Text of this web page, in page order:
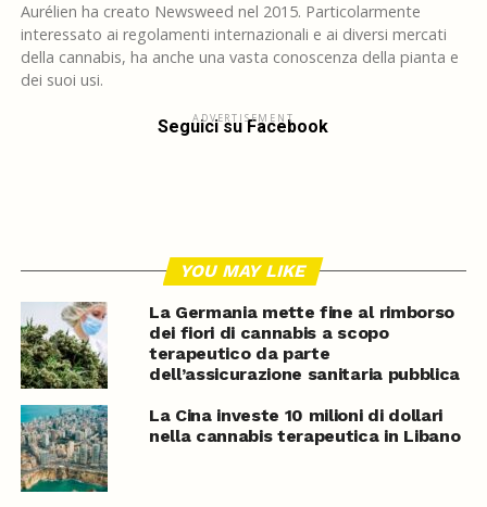
Aurélien ha creato Newsweed nel 2015. Particolarmente
interessato ai regolamenti internazionali e ai diversi mercati
della cannabis, ha anche una vasta conoscenza della pianta e
dei suoi usi.
ADVERTISEMENT
Seguici su Facebook
YOU MAY LIKE
La Germania mette fine al rimborso
dei fiori di cannabis a scopo
terapeutico da parte
dell’assicurazione sanitaria pubblica
La Cina investe 10 milioni di dollari
nella cannabis terapeutica in Libano